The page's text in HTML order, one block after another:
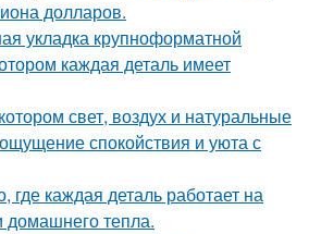
долларов.
укладка крупноформатной
каждая деталь имеет
свет, воздух и натуральные
спокойствия и уюта с
где каждая деталь работает на
домашнего тепла.